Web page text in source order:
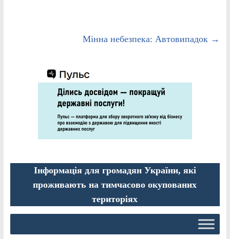
Мінна небезпека: Автовипадок →
Інформація для громадян України, які
проживають на тимчасово окупованих
територіях